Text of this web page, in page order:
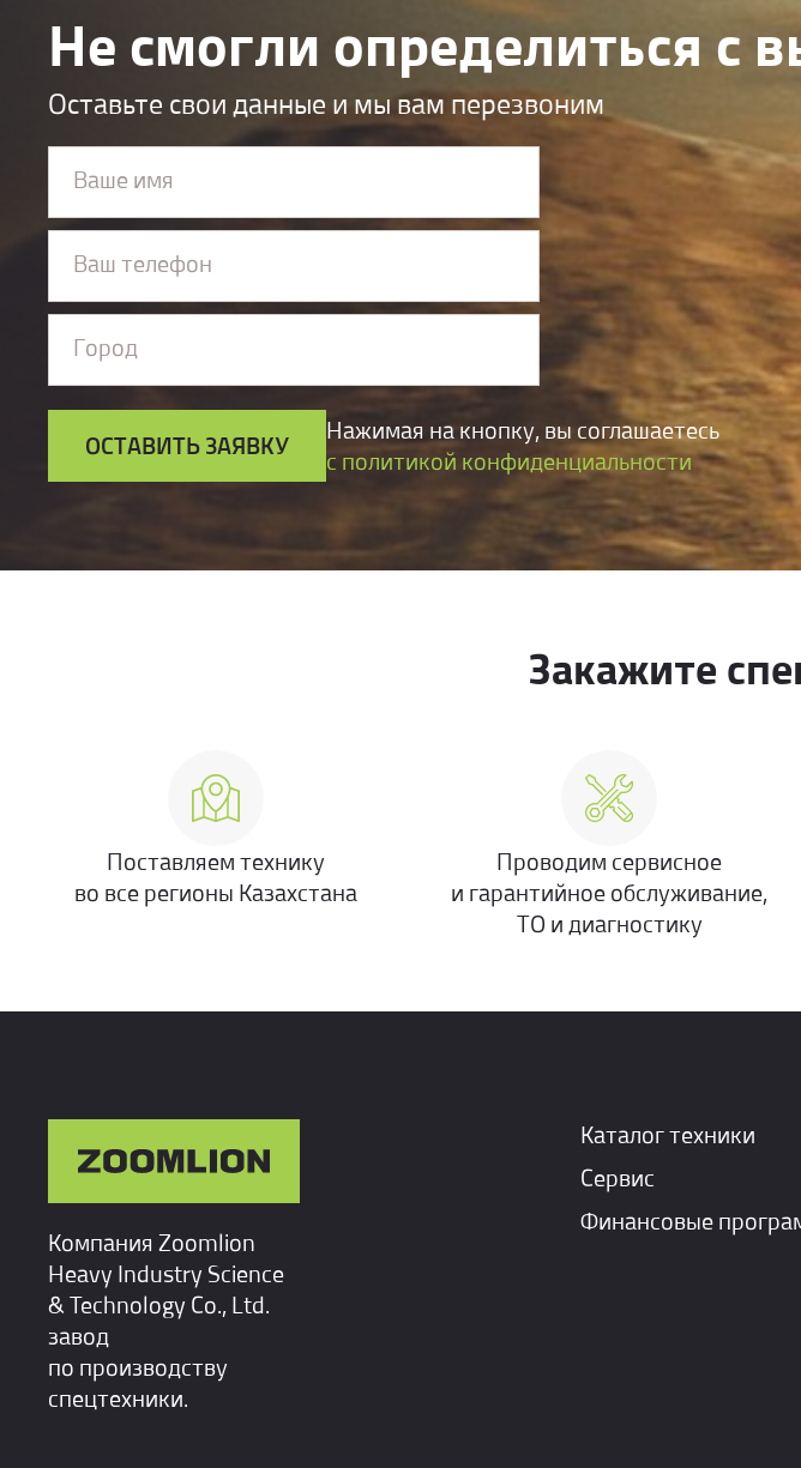
Не смогли определиться с
Оставьте свои данные и мы вам перезвоним
Ваше имя
Ваш телефон
Город
ОСТАВИТЬ ЗАЯВКУ
Нажимая на кнопку, вы соглашаетесь
с политикой конфиденциальности
Закажите
Поставляем технику
во все регионы Казахстана
Проводим сервисное
и гарантийное обслуживание,
ТО и диагностику
Компания Zoomlion
Heavy Industry Science
& Technology Co., Ltd.
завод
по производству
спецтехники.
Каталог техники
Сервис
Финансовые